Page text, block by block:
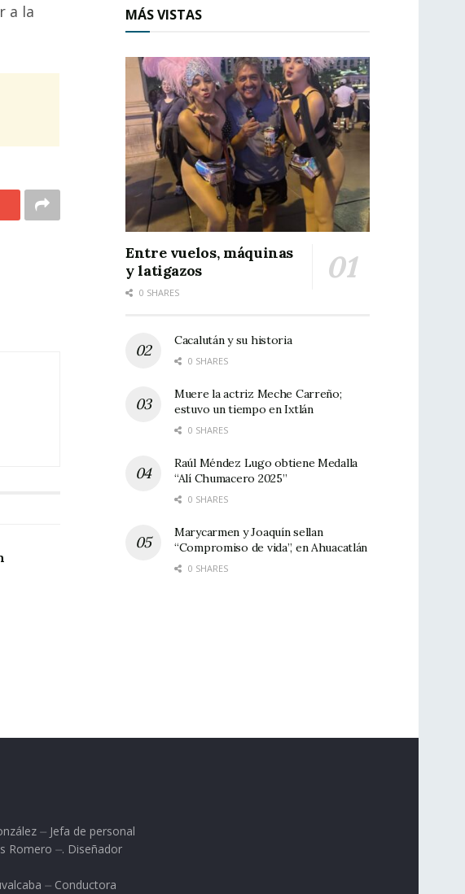
a la
MÁS VISTAS
Entre vuelos, máquinas
y latigazos
0 SHARES
Cacalután y su historia
0 SHARES
Muere la actriz Meche Carreño;
estuvo un tiempo en Ixtlán
0 SHARES
Raúl Méndez Lugo obtiene Medalla
“Alí Chumacero 2025”
0 SHARES
Marycarmen y Joaquín sellan
“Compromiso de vida”, en Ahuacatlán
0 SHARES
⏤ Jefa de personal
Romero ⏤. Diseñador
⏤ Conductora